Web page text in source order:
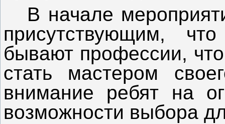
В начале
присутствующим,
бывают профессии,
стать мастером
внимание ребят на
возможности выбора